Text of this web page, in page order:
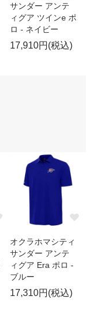
サンダー アンテ
ィグア ツインe ポ
ロ - ネイビー
17,910円(税込)
オクラホマシティ
サンダー アンテ
ィグア Era ポロ -
ブルー
17,310円(税込)